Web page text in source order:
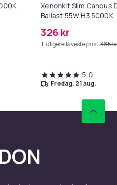
Xenonkit Slim Canbus
Ballast 55W H3 5000K
326 kr
Tidligere laveste pris: 385
5,0
fredag, 21 aug.